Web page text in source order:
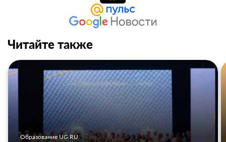
Читайте также
Образование UG.RU